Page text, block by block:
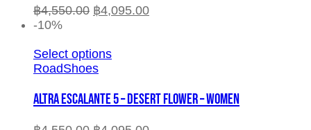
฿4,550.00 ฿4,095.00
-10%
Select options
RoadShoes
ALTRA ESCALANTE 5 – DESERT FLOWER – WOMEN